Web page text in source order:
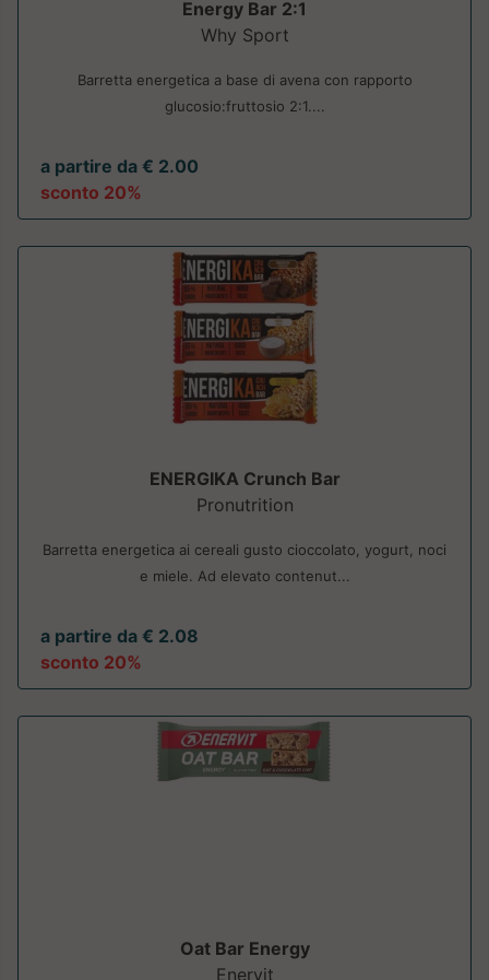
Energy Bar 2:1
Why Sport
Barretta energetica a base di avena con rapporto
glucosio:fruttosio 2:1....
a partire da € 2.00
sconto 20%
ENERGIKA Crunch Bar
Pronutrition
Barretta energetica ai cereali gusto cioccolato, yogurt, noci
e miele. Ad elevato contenut...
a partire da € 2.08
sconto 20%
Oat Bar Energy
Enervit